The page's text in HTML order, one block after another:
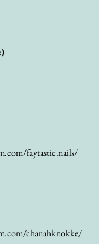
faytastic.nails/
chanahknokke/